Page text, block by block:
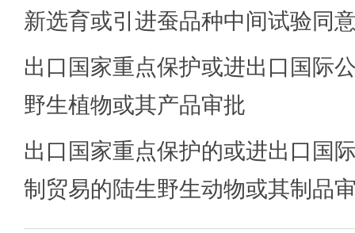
新选育或引进蚕品种中间试验同
出口国家重点保护或进出口国际
野生植物或其产品审批
出口国家重点保护的或进出口国
制贸易的陆生野生动物或其制品